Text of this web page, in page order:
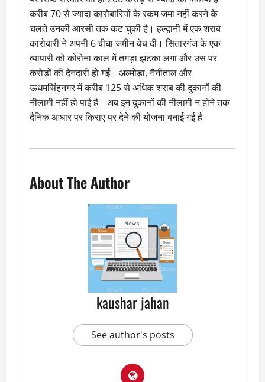
करीब 70 से ज्यादा कारोबारियों के रकम जमा नहीं करने के
चलते उनकी आरसी तक कट चुकी है। हल्द्वानी में एक शराब
कारोबारी ने अपनी 6 बीघा जमीन बेच दी। सितारगंज के एक
व्यापारी को कोरोना काल में तगड़ा झटका लगा और उस पर
करोड़ों की देनदारी हो गई। अल्मोड़ा, नैनीताल और
ऊधमसिंहनगर में करीब 125 से अधिक शराब की दुकानों की
नीलामी नहीं हो पाई है। अब इन दुकानों की नीलामी न होने तक
दैनिक आधार पर किराए पर देने की योजना बनाई गई है।
About The Author
kaushar jahan
See author's posts